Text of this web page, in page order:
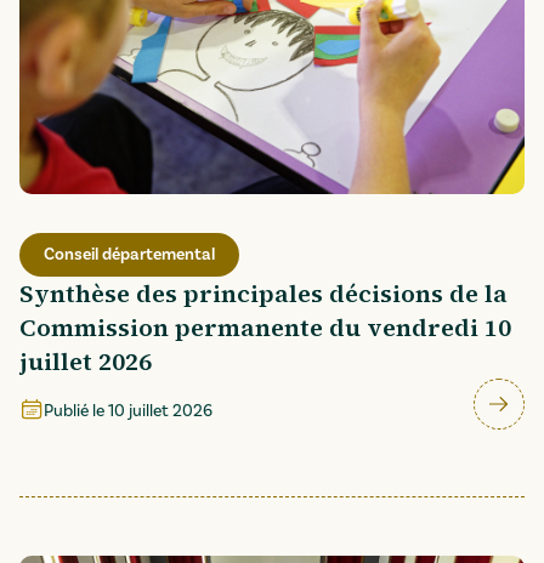
Conseil départemental
Synthèse des principales décisions de la
Commission permanente du vendredi 10
juillet 2026
Publié le10 juillet 2026